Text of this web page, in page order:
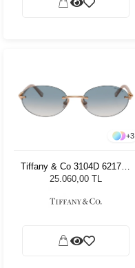
+3
Tiffany & Co 3104D 621716
- 56 Kadın Güneş Gözlüğü
25.060,00 TL